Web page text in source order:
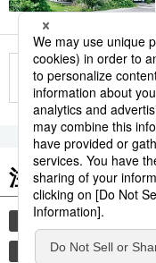
注目のキーワ
共同通信ニュース
津波